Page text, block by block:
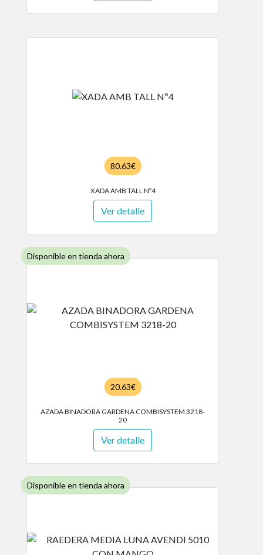
80.63€
XADA AMB TALL Nº4
Ver detalle
Disponible en tienda ahora
20.63€
AZADA BINADORA GARDENA COMBISYSTEM 3218-
20
Ver detalle
Disponible en tienda ahora